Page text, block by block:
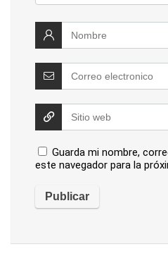
Guarda mi nombre,
este navegador para la